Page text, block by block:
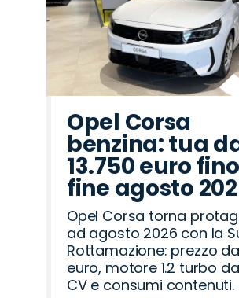
Opel Corsa
benzina: tua
13.750 euro
fine agosto
Opel Corsa torna
ad agosto 2026 con la
Rottamazione: prezzo da
euro, motore 1.2 turbo da
CV e consumi contenuti.